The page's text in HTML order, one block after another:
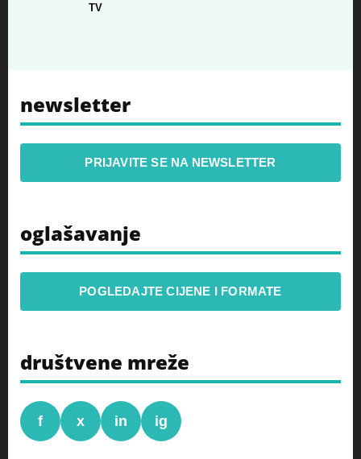
TV
newsletter
PRIJAVITE SE NA NEWSLETTER
oglašavanje
POGLEDAJTE CIJENE I FORMATE
društvene mreže
f x in ig